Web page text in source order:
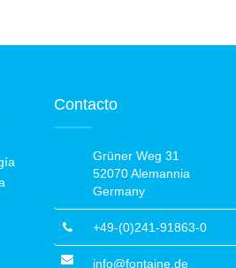
Contacto
Grüner Weg 31
52070 Alemannia
Germany
+49-(0)241-91863-0
info@fontaine.de